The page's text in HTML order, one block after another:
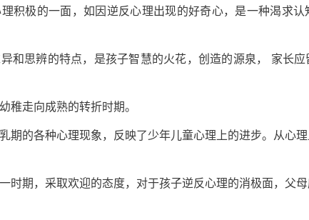
极的一面，如因逆反心理出现的好奇心，是一种渴求认
思辨的特点，是孩子智慧的火花，创造的源泉， 家长应
走向成熟的转折时期。
的各种心理现象，反映了少年儿童心理上的进步。从心理
期，采取欢迎的态度，对于孩子逆反心理的消极面，父母